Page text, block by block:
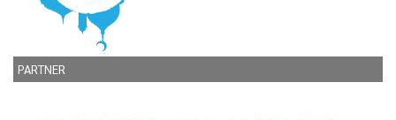
PARTNER